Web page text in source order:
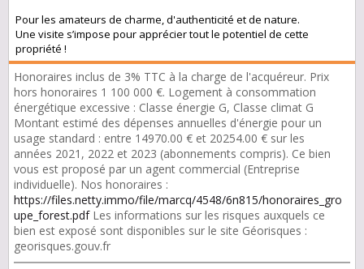
Pour les amateurs de charme, d'authenticité et de nature.
Une visite s’impose pour apprécier tout le potentiel de cette
propriété !
Honoraires inclus de 3% TTC à la charge de l'acquéreur. Prix
hors honoraires 1 100 000 €. Logement à consommation
énergétique excessive : Classe énergie G, Classe climat G
Montant estimé des dépenses annuelles d'énergie pour un
usage standard : entre 14970.00 € et 20254.00 € sur les
années 2021, 2022 et 2023 (abonnements compris). Ce bien
vous est proposé par un agent commercial (Entreprise
individuelle). Nos honoraires :
https://files.netty.immo/file/marcq/4548/6n815/honoraires_gro
upe_forest.pdfLes informations sur les risques auxquels ce
bien est exposé sont disponibles sur le site Géorisques :
georisques.gouv.fr